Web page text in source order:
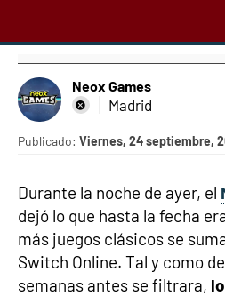
Neox Games
Madrid
Publicado: Viernes, 24 septiembre,
Durante la noche de ayer, el
dejó lo que hasta la fecha
más juegos clásicos se
Switch Online. Tal y como
semanas antes se filtrara,